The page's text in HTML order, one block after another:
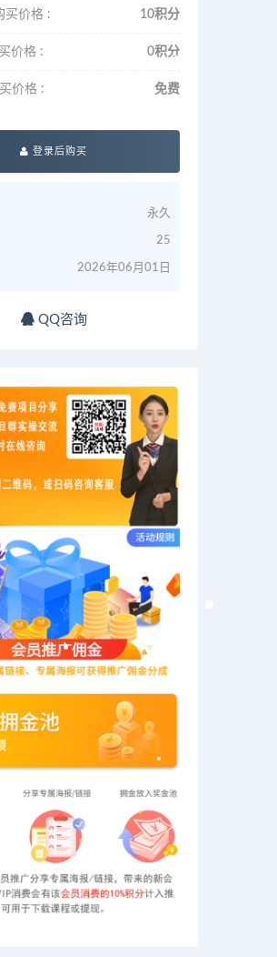
买价格 : 10积分
价格 : 0积分
价格 : 免费
登录后购买
永久
25
2026年06月01日
QQ咨询